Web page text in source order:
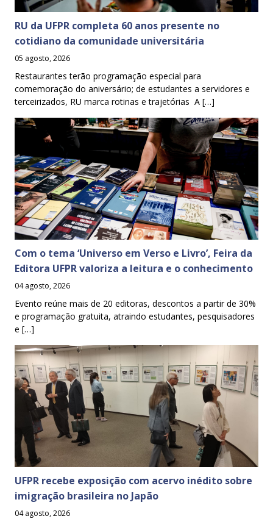
RU da UFPR completa 60 anos presente no
cotidiano da comunidade universitária
05 agosto, 2026
Restaurantes terão programação especial para
comemoração do aniversário; de estudantes a servidores e
terceirizados, RU marca rotinas e trajetórias A […]
Com o tema ‘Universo em Verso e Livro’, Feira da
Editora UFPR valoriza a leitura e o conhecimento
04 agosto, 2026
Evento reúne mais de 20 editoras, descontos a partir de 30%
e programação gratuita, atraindo estudantes, pesquisadores
e […]
UFPR recebe exposição com acervo inédito sobre
imigração brasileira no Japão
04 agosto, 2026